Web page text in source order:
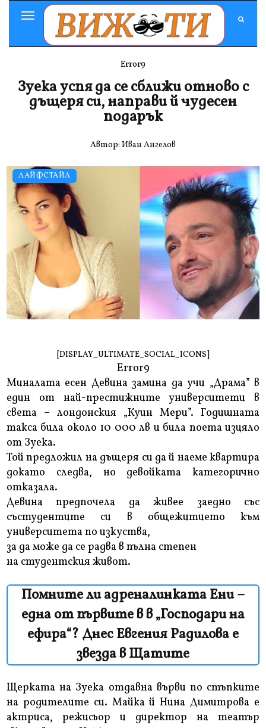
Toggle
Navigation
ЛАЙФСТАЙЛ
Error9
Зуека успя да се сближи отново с
дъщеря си, направи й чудесен
подарък
Автор: Иван Ангелов
[DISPLAY_ULTIMATE_SOCIAL_ICONS]
Error9
Миналата есен Девина замина да учи „Драма” в
един от най-престижните университети в
света – лондонския „Куин Мери”. Годишната
такса била около 10 000 лв и била поета изцяло
от Зуека.
Той предложил на дъщеря си да й наеме квартира
докато следва, но девойката категорично
отказала.
Девина предпочела да живее заедно със
състудентите си в общежитието към
университета по изкуства,
за да може да се радва в пълна степен
на студентския живот.
Помните ли адреналинката Ени –
една от първите в в „Господари на
ефира“? Днес Евгения Радилова е
звезда в Щатите
Щерката на Зуека отдавна върви по стъпките
на родителите си. Майка й Нина Димитрова е
актриса, режисьор и директор на театър